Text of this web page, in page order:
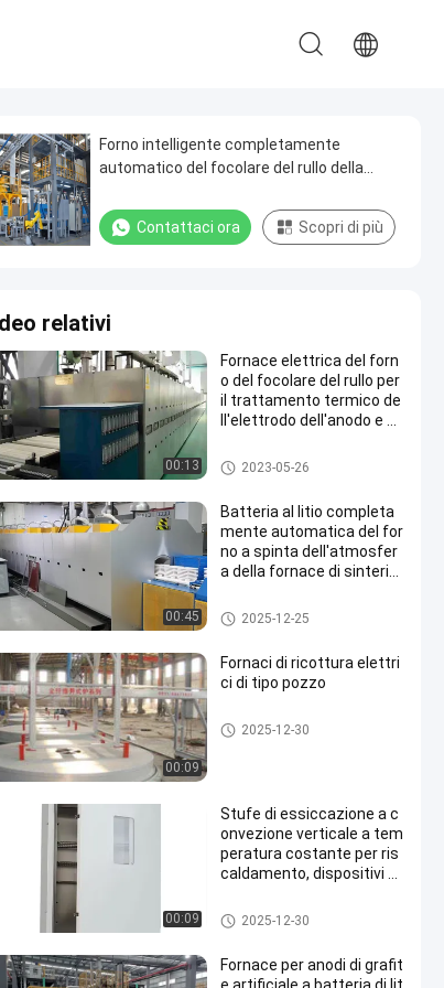
Forno intelligente completamente
automatico del focolare del rullo della
della batteria al litio
Contattaci ora Scopri di più
relativi
00:13
Fornace elettrica del forn
o del focolare del rullo per
il trattamento termico de
ll'elettrodo dell'anodo e d
litio
Fornace materiale del catodo e
dell'anodo
2023-05-26
00:45
Batteria al litio completa
mente automatica del for
no a spinta dell'atmosfer
a della fornace di sinteriz
l'elettrodo dell'anodo del
catodo
Fornace materiale del catodo e
dell'anodo
2025-12-25
00:09
Fornaci di ricottura elettri
ci di tipo pozzo
Forno di trattamento termico
2025-12-30
00:09
Stufe di essiccazione a c
onvezione verticale a tem
peratura costante per ris
caldamento, dispositivi te
Forni per l'essiccazione
2025-12-30
Fornace per anodi di grafit